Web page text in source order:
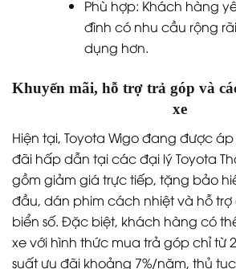
Phù hợp: Khách hàng
đình có nhu cầu rộng
dụng hơn.
Khuyến mãi, hỗ trợ trả góp và
xe
Hiện tại, Toyota Wigo đang được
đãi hấp dẫn tại các đại lý Toyota
gồm giảm giá trực tiếp, tặng bảo
đầu, dán phim cách nhiệt và hỗ
biển số. Đặc biệt, khách hàng có
xe với hình thức mua trả góp chỉ từ
suất ưu đãi khoảng 7%/năm, thủ